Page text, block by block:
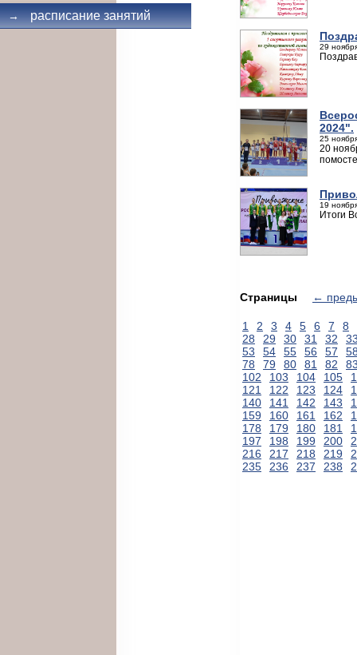
→ расписание занятий
29
2024".
25
20
помосте
19
Итоги
Страницы ←
1 2 3 4 5 6 7
8
28
29 30 31 32
53
54 55 56 57
78
79 80 81 82
102
103 104 105
121
122 123 124
140
141 142 143
159
160 161 162
178
179 180 181
197
198 199 200
216
217 218 219
235
236 237 238